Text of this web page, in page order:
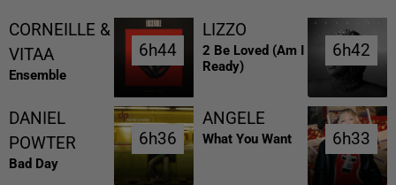
CORNEILLE &
VITAA
Ensemble
6h44
6h44
LIZZO
2 Be Loved (am I
Ready)
6h42
6h42
DANIEL
POWTER
Bad Day
6h36
6h36
ANGELE
What You Want 6h33
6h33